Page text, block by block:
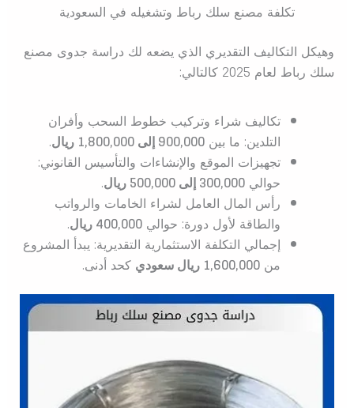
تكلفة مصنع سلك رباط وتشغيله في السعودية
وهيكل التكاليف التقديري الذي يضعه لك دراسة جدوى مصنع
سلك رباط لعام 2025 كالتالي:
تكاليف شراء وتركيب خطوط السحب وأفران
التلدين: ما بين 900,000 إلى 1,800,000 ريال
.
تجهيزات الموقع والإنشاءات والتأسيس القانوني:
حوالي 300,000 إلى 500,000 ريال
.
رأس المال العامل لشراء الخامات والرواتب
والطاقة لأول دورة: حوالي 400,000 ريال
.
إجمالي التكلفة الاستثمارية التقديرية: يبدأ المشروع
من 1,600,000 ريال سعودي كحد أدنى.